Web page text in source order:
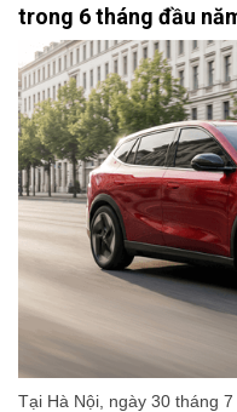
trong 6 tháng đầu
Tại Hà Nội, ngày 30 tháng